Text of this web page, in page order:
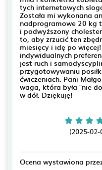
tych internetowych
Została mi wykonana
nadprogramowe 20 kg
i podwyższony
to, aby zrzucić ten
miesięcy i idę po
indywidualnych
jest ruch i
przygotowywaniu
ćwiczeniach. Pani
waga, która była "nie
w dół. Dziękuję!
(2025-02-
Ocena wystawiona